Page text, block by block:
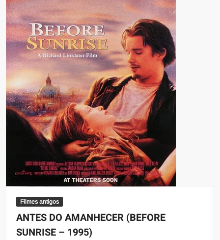
Filmes antigos
ANTES DO AMANHECER (BEFORE
SUNRISE – 1995)